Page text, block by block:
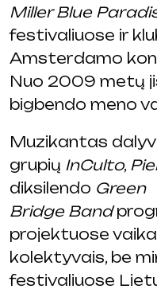
Miller Blue
festivaliuose ir
Amsterdamo
Nuo 2009 metų
bigbendo meno
Muzikantas
grupių InCulto,
diksilendo Green
Bridge Band
projektuose
kolektyvais, be
festivaliuose